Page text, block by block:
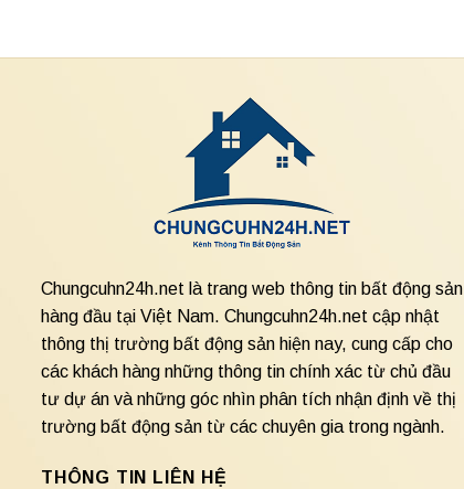
Chungcuhn24h.net là trang web thông tin bất động sản
hàng đầu tại Việt Nam. Chungcuhn24h.net cập nhật
thông thị trường bất động sản hiện nay, cung cấp cho
các khách hàng những thông tin chính xác từ chủ đầu
tư dự án và những góc nhìn phân tích nhận định về thị
trường bất động sản từ các chuyên gia trong ngành.
THÔNG TIN LIÊN HỆ